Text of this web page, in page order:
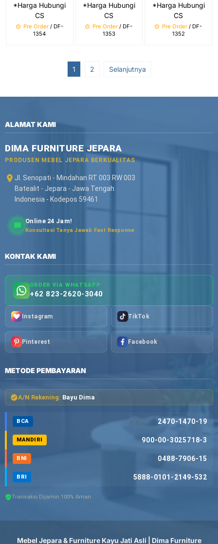
*Harga Hubungi
CS
Pre Order/ DF-
1354
*Harga Hubungi
CS
Pre Order / DF-
1353
*Harga Hubungi
CS
Pre Order / DF-
1352
1 2 Selanjutnya
ALAMAT KAMI
DIMA FURNITURE JEPARA
PRODUSEN MEBEL JEPARA BERKUALITAS
Jl. Senopati - Mindahan RT 003 RW 003
Batealit - Jepara - Jawa Tengah
Indonesia - Kodepos 59461
Online 24 Jam!
Konsultasi Tanya Jawab Fast Response
KONTAK KAMI
ORDER VIA WHATSAPP
+62 823-2620-3040
Instagram TikTok
Pinterest Facebook
METODE PEMBAYARAN
A/N Rekening: Bayu Dima
BCA 2470-1470-19
MANDIRI 900-00-3025718-3
BNI 0488-7906-15
BRI 5888-0101-2149-532
Transaksi Dijamin 100% Aman
Mebel Jepara & Furniture Kayu Jati Asli | Dima Furniture